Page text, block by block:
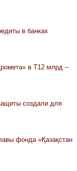
в банках
в Т12 млрд –
создали для
фонда «Қазақстан